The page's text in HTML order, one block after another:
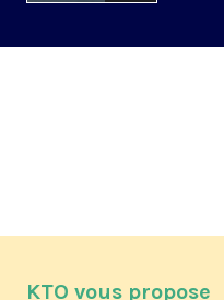
KTO vous propose